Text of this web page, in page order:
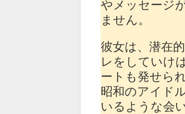
やメッセージ
ません。
彼女は、潜在
レをしていけ
ートも発せら
昭和のアイド
いるような会